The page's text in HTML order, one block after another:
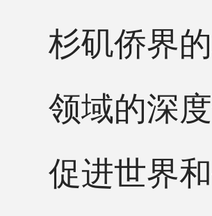
杉矶侨界
领域的深
促进世界